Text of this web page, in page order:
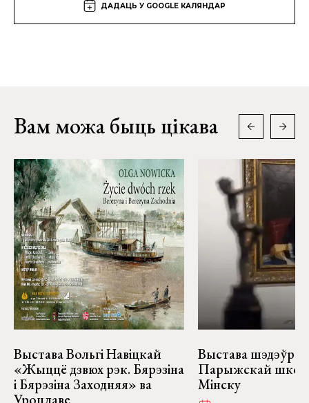
ДАДАЦЬ У GOOGLE КАЛЯНДАР
Вам можа быць цікава
Выстава Вольгі Навіцкай
«Жыццё дзвюх рэк. Бярэзіна
і Бярэзіна Заходняя» ва
Выстава шэдэўраў
Парыжскай
Мінску